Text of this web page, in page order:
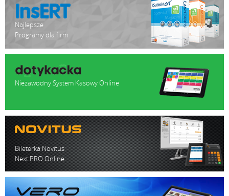
Najlepsze
Programy dla firm
Niezawodny System Kasowy Online
Bileterka Novitus
Next PRO Online